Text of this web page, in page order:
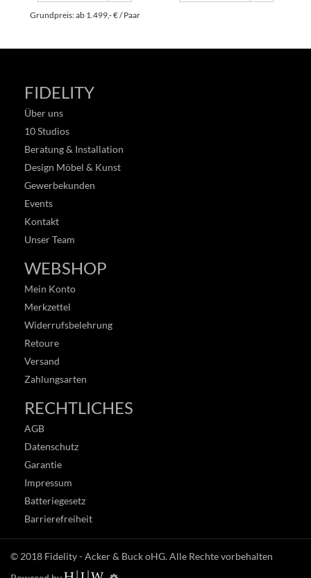
Grundpreis: ab 1.499,- € / Paar
FIDELITY
Über uns
10 Studios
Beratung & Installation
Design Möbel & Kunst
Gewerbekunden
Events
Kontakt
Unser Team
WEBSHOP
Mein Konto
Merkzettel
Widerrufsbelehrung
Retoure
Versand
Zahlungsarten
RECHTLICHES
AGB
Datenschutz
Garantie
Impressum
Batteriegesetz
Barrierefreiheit
© 2018 Fidelity - Acker & Buck oHG. Alle Rechte vorbehalten